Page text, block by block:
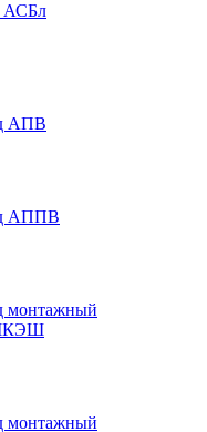
АСБл
АПВ
АППВ
монтажный
монтажный